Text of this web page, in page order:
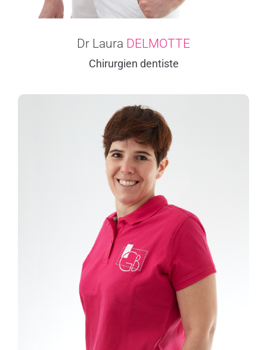
Dr Laura DELMOTTE
Chirurgien dentiste